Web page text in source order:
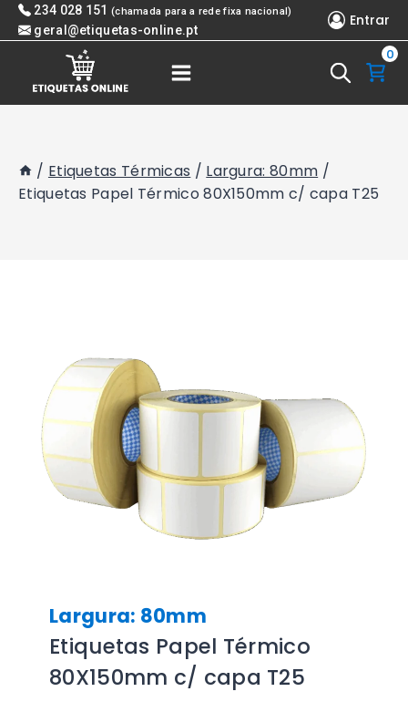
Skip 234 028 151 (chamada para a rede fixa nacional)
geral@etiquetas-online.pt
Entrar
0
/ Etiquetas Térmicas / Largura: 80mm /
Etiquetas Papel Térmico 80X150mm c/ capa T25
Largura: 80mm
Etiquetas Papel Térmico
80X150mm c/ capa T25